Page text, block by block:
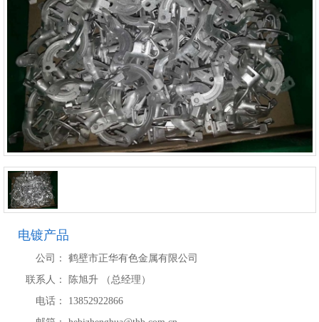
电镀产品
公司：
鹤壁市正华有色金属有限公司
联系人：
陈旭升 （总经理）
电话：
13852922866